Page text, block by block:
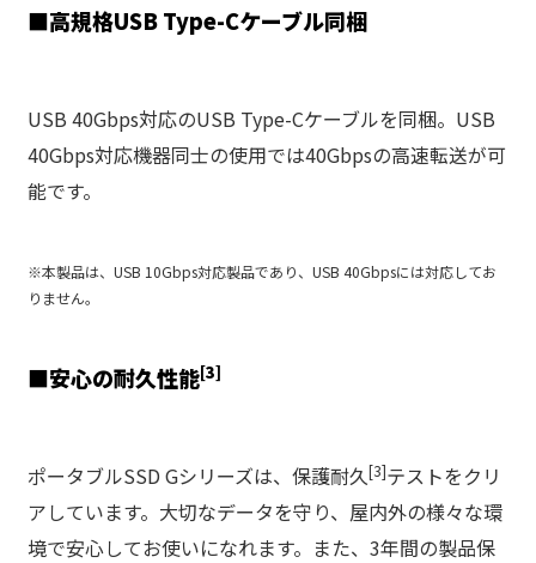
■高規格USB Type-Cケーブル同梱
USB 40Gbps対応のUSB Type-Cケーブルを同梱。USB
40Gbps対応機器同士の使用では40Gbpsの高速転送が可
能です。
※本製品は、USB 10Gbps対応製品であり、USB 40Gbpsには対応してお
りません。
■安心の耐久性能[3]
ポータブルSSD Gシリーズは、保護耐久[3]テストをクリ
アしています。⼤切なデータを守り、屋内外の様々な環
境で安⼼してお使いになれます。また、3年間の製品保